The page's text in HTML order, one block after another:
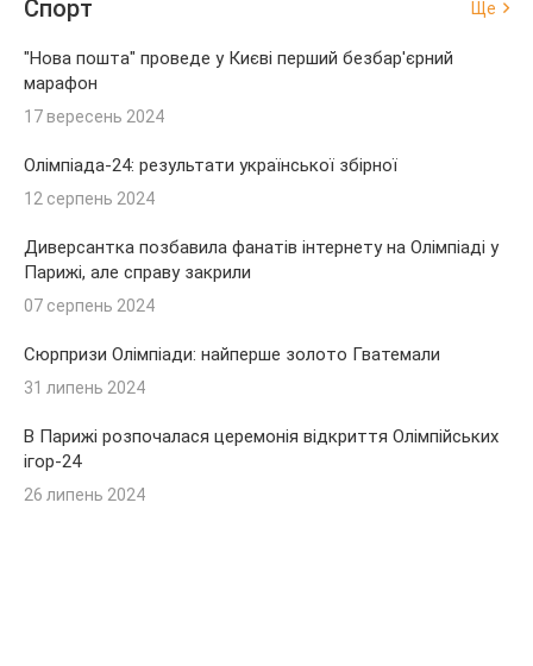
Спорт Ще
"Нова пошта" проведе у Києві перший безбар'єрний
марафон
17 вересень 2024
Олімпіада-24: результати української збірної
12 серпень 2024
Диверсантка позбавила фанатів інтернету на Олімпіаді у
Парижі, але справу закрили
07 серпень 2024
Сюрпризи Олімпіади: найперше золото Гватемали
31 липень 2024
В Парижі розпочалася церемонія відкриття Олімпійських
ігор-24
26 липень 2024